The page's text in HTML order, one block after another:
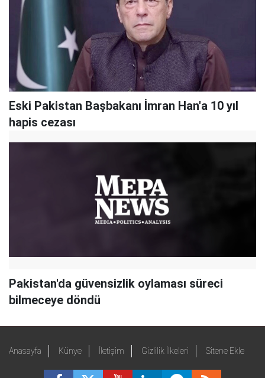
Eski Pakistan Başbakanı İmran Han'a 10 yıl
hapis cezası
Pakistan'da güvensizlik oylaması süreci
bilmeceye döndü
Anasayfa Künye İletişim Gizlilik İlkeleri Sitene Ekle